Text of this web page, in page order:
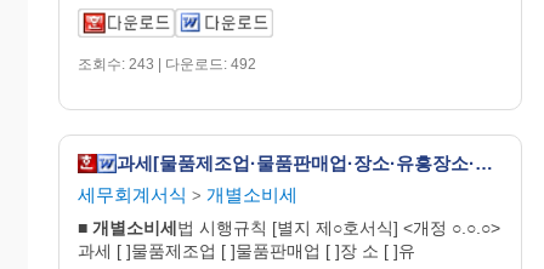
조회수: 243 | 다운로드: 492
과세[물품제조업·물품판매업·장소·유흥장소·영업장소][개업·변경·폐업] 신고서 [개별소비세법 시행규칙 서식29]
세무회계서식 > 개별소비세
■ 개별소비세법 시행규칙 [별지 제○호서식] <개정 ○.○.○>
과세 [ ]물품제조업 [ ]물품판매업 [ ]장 소 [ ]유